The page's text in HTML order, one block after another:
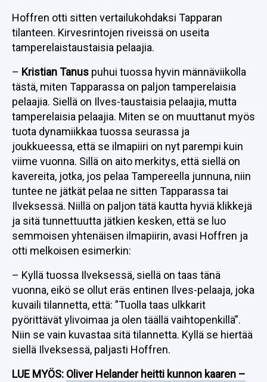
Hoffren otti sitten vertailukohdaksi Tapparan
tilanteen. Kirvesrintojen riveissä on useita
tamperelaistaustaisia pelaajia.
– Kristian Tanus puhui tuossa hyvin männäviikolla
tästä, miten Tapparassa on paljon tamperelaisia
pelaajia. Siellä on Ilves-taustaisia pelaajia, mutta
tamperelaisia pelaajia. Miten se on muuttanut myös
tuota dynamiikkaa tuossa seurassa ja
joukkueessa, että se ilmapiiri on nyt parempi kuin
viime vuonna. Sillä on aito merkitys, että siellä on
kavereita, jotka, jos pelaa Tampereella junnuna, niin
tuntee ne jätkät pelaa ne sitten Tapparassa tai
Ilveksessä. Niillä on paljon tätä kautta hyviä klikkejä
ja sitä tunnettuutta jätkien kesken, että se luo
semmoisen yhtenäisen ilmapiirin, avasi Hoffren ja
otti melkoisen esimerkin:
– Kyllä tuossa Ilveksessä, siellä on taas tänä
vuonna, eikö se ollut eräs entinen Ilves-pelaaja, joka
kuvaili tilannetta, että: ”Tuolla taas ulkkarit
pyörittävät ylivoimaa ja olen täällä vaihtopenkillä”.
Niin se vain kuvastaa sitä tilannetta. Kyllä se hiertää
siellä Ilveksessä, paljasti Hoffren.
LUE MYÖS: Oliver Helander heitti kunnon kaaren –